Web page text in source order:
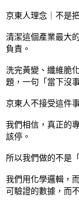
京東人理念｜不是
清潔這個產業最大
負責。
洗完黃變、纖維脆
題，一句「當下沒
京東人不接受這件
我們相信，真正的
該停。
所以我們做的不是
我們用化學邏輯，
可驗證的數據，而